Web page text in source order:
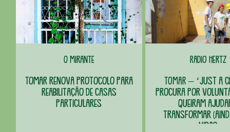
O Mirante
Tomar renova protocolo para
reabilitação de casas
particulares
Radio Hertz
TOMAR – ‘Just a
procura por
queiram
transformar
vidas